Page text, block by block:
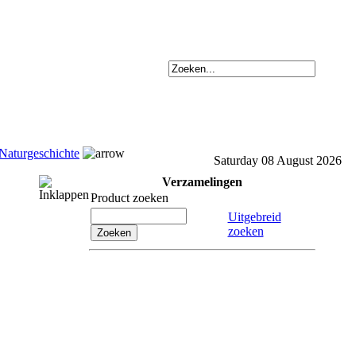
Saturday 08 August 2026
Verzamelingen
Product zoeken
Uitgebreid
zoeken